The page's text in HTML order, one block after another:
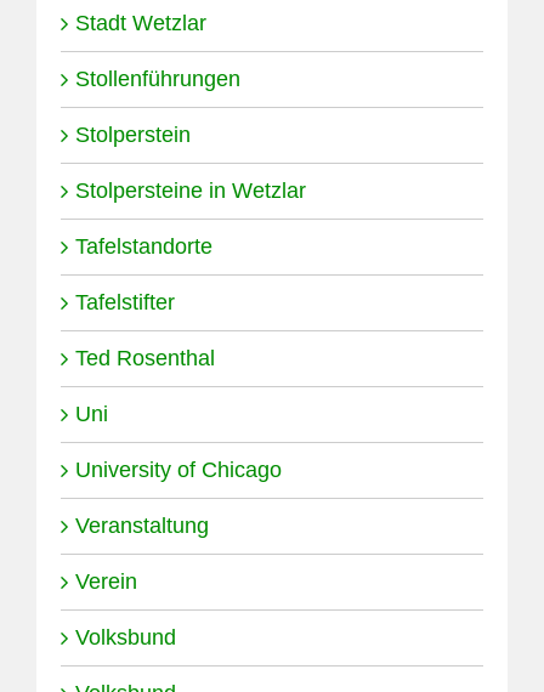
Stadt Wetzlar
Stollenführungen
Stolperstein
Stolpersteine in Wetzlar
Tafelstandorte
Tafelstifter
Ted Rosenthal
Uni
University of Chicago
Veranstaltung
Verein
Volksbund